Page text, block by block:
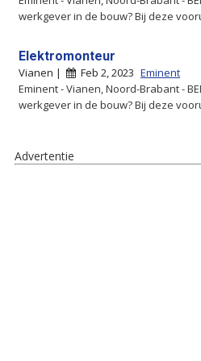
werkgever in de bouw? Bij deze
Elektromonteur
Vianen | Feb 2, 2023 Eminent
Eminent - Vianen, Noord-Brabant -
werkgever in de bouw? Bij deze
Advertentie